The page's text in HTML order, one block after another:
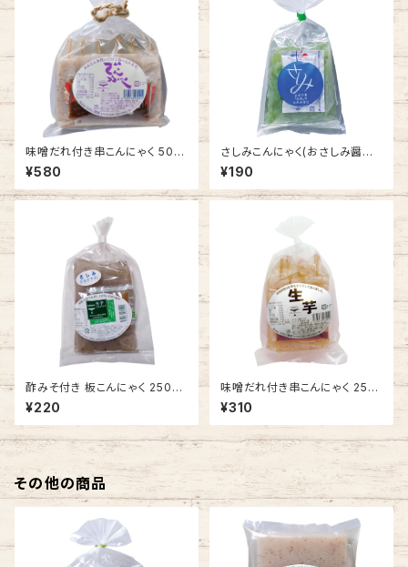
味噌だれ付き串こんにゃく 500
g(250g × 2袋)【自園栽培 生
芋こんにゃく】
¥580
さしみこんにゃく(おさしみ醤油
付き) 150g【自園栽培 生芋こ
んにゃく】
¥190
酢みそ付き 板こんにゃく 250g
【自園栽培 生芋こんにゃく】
¥220
味噌だれ付き串こんにゃく 250
g【自園栽培 生芋こんにゃく】
¥310
その他の商品